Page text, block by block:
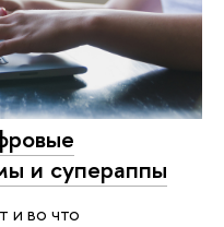
и супераппы
и во что